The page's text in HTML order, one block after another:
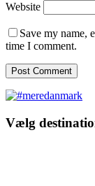
Website
Save my name,
time I comment.
Vælg